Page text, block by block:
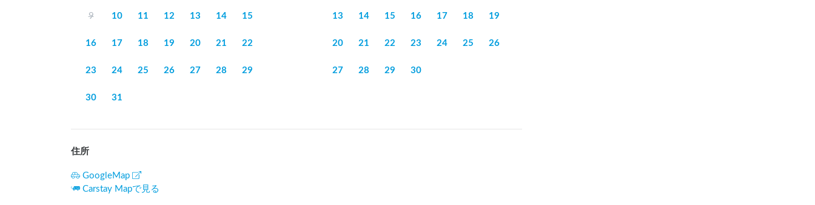
9 10 11 12 13 14 15
16 17 18 19 20 21 22
23 24 25 26 27 28 29
30 31
13 14 15 16 17 18 19
20 21 22 23 24 25 26
27 28 29 30
住所
GoogleMap
Carstay Mapで見る